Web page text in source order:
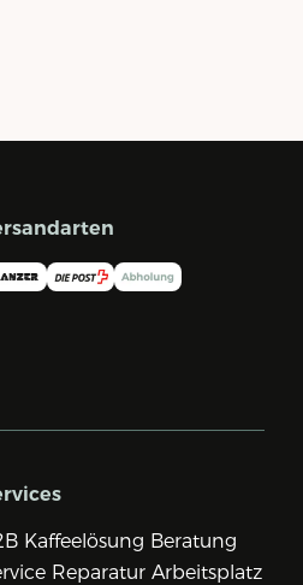
Kaffeelösung Beratung
Reparatur Arbeitsplatz